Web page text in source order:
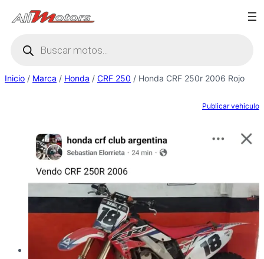
Saltar
al
productos
Inicio / Marca / Honda / CRF 250 / Honda CRF 250r 2006 Rojo
Publicar vehiculo